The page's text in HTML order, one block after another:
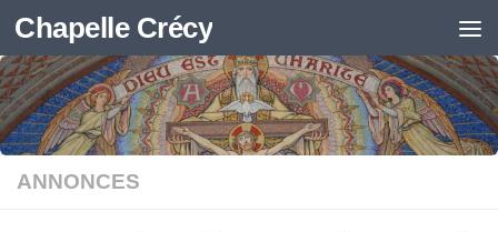
Skip to content
Chapelle Crécy
ANNONCES